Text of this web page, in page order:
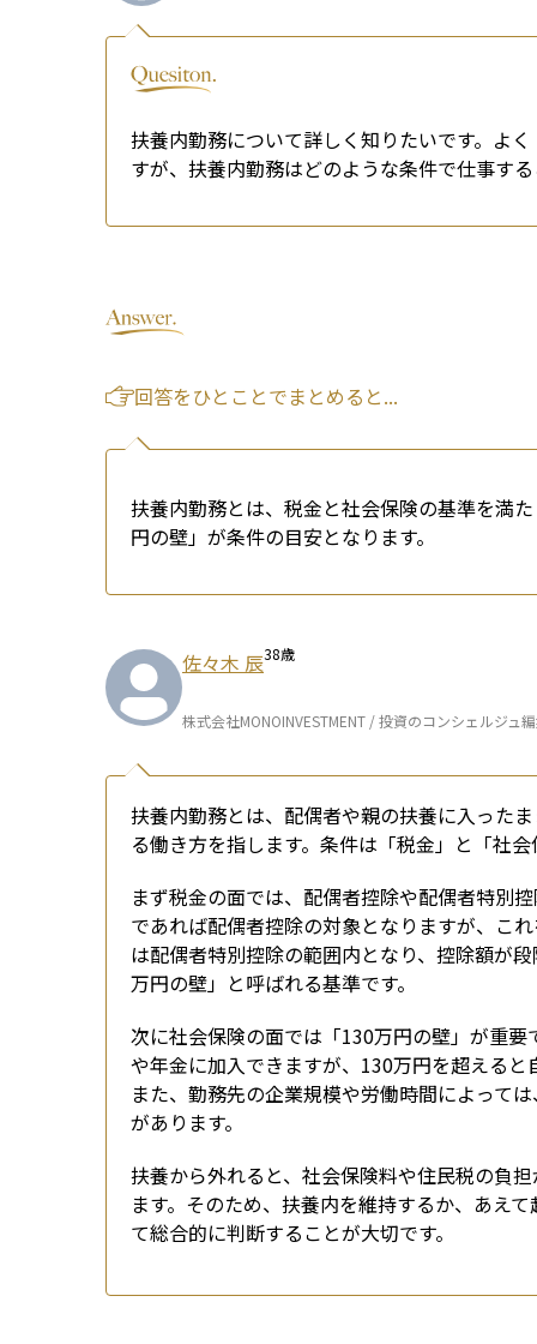
扶養内勤務について詳しく知りたいです。よ
すが、扶養内勤務はどのような条件で仕事す
回答をひとことでまとめると...
扶養内勤務とは、税金と社会保険の基準を満
円の壁」が条件の目安となります。
佐々木 辰38歳
株式会社MONOINVESTMENT / 投資のコンシェルジュ
扶養内勤務とは、配偶者や親の扶養に入った
る働き方を指します。条件は「税金」と「社
まず税金の面では、配偶者控除や配偶者特別
であれば配偶者控除の対象となりますが、こ
は配偶者特別控除の範囲内となり、控除額が
万円の壁」と呼ばれる基準です。
次に社会保険の面では「130万円の壁」が重
や年金に加入できますが、130万円を超える
また、勤務先の企業規模や労働時間によって
があります。
扶養から外れると、社会保険料や住民税の負
ます。そのため、扶養内を維持するか、あえ
て総合的に判断することが大切です。